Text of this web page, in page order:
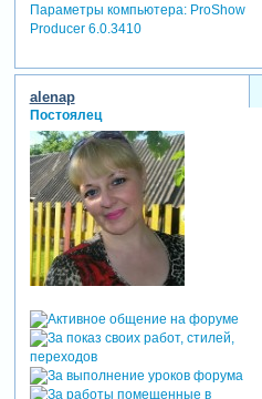
Параметры компьютера:ProShow
Producer 6.0.3410
alenap
Постоялец